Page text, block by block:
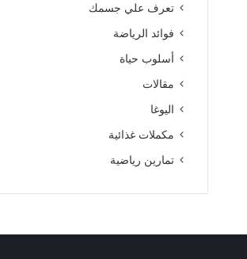
تعرف علي جسمك
فوائد الرياضة
أسلوب حياة
مقالات
اليوغا
مكملات غذائية
تمارين رياضية